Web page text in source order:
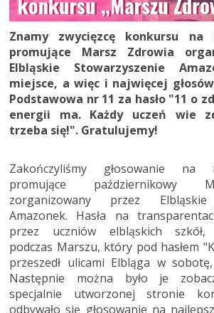
Znamy zwycięzcę konkursu na
promujące Marsz Zdrowia
Elbląskie Stowarzyszenie
miejsce, a więc i najwięcej
Podstawowa nr 11 za hasło "11 o
energii ma. Każdy uczeń wie
trzeba się!". Gratulujemy!
Zakończyliśmy głosowanie na
promujące październikowy
zorganizowany przez Elbląskie
Amazonek. Hasła na
przez uczniów elbląskich szkół,
podczas Marszu, który pod hasłem
przeszedł ulicami Elbląga w
Następnie można było je
specjalnie utworzonej stronie
odbywało się głosowanie na